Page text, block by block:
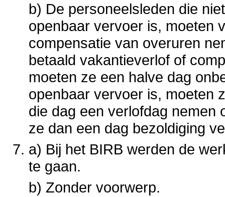
b) De personeelsleden die
openbaar vervoer is, moeten
compensatie van overuren
betaald vakantieverlof of
moeten ze een halve dag
openbaar vervoer is, moeten
die dag een verlofdag nemen
ze dan een dag bezoldiging
a) Bij het BIRB werden de
te gaan.
b) Zonder voorwerp.